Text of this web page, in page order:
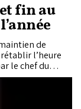
fin au
de
l’heure
le chef du
nombreuses